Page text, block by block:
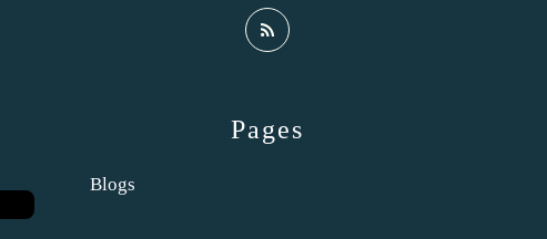
Pages
Blogs